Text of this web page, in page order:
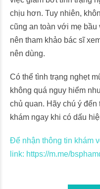
chịu hơn. Tuy nhiên,
cũng an toàn với mẹ bầu
nên tham khảo bác sĩ
nên dùng.
Có thể tình trạng nghẹt
không quá nguy hiểm
chủ quan. Hãy chú ý
khám ngay khi có dấu
Để nhận thông tin khám
link: https://m.me/